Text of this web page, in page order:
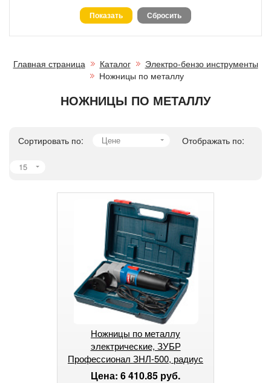
Главная страница Каталог
Электро-бензо инструменты
Ножницы по металлу
НОЖНИЦЫ ПО МЕТАЛЛУ
Сортировать по: Цене Отображать по:
15
Ножницы по металлу
электрические, ЗУБР
Профессионал ЗНЛ-500, радиус
поворота 40 мм,
Цена: 6 410.85 руб.